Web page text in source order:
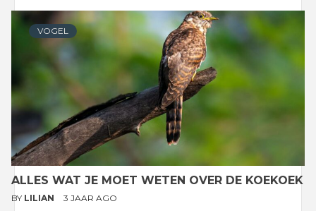
VOGEL
ALLES WAT JE MOET WETEN OVER DE KOEKOEK
BY LILIAN 3 JAAR AGO